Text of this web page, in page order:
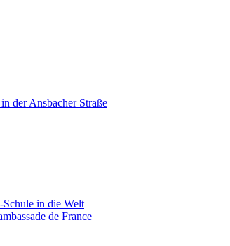
der Ansbacher Straße
in die Welt
de France